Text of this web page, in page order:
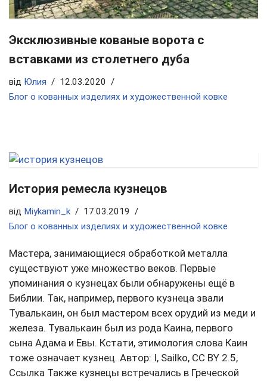
Эксклюзивные кованые ворота с
вставками из столетнего дуба
від Юлия
12.03.2020
Блог о кованных изделиях и художественной ковке
История ремесла кузнецов
від Miykamin_k
17.03.2019
Блог о кованных изделиях и художественной ковке
Мастера, занимающиеся обработкой металла
существуют уже множество веков. Первые
упоминания о кузнецах были обнаружены ещё в
Библии. Так, например, первого кузнеца звали
Тувалькаин, он был мастером всех орудий из меди и
железа. Тувалькаин был из рода Каина, первого
сына Адама и Евы. Кстати, этимология слова Каин
тоже означает кузнец. Автор: I, Sailko, CC BY 2.5,
Ссылка Также кузнецы встречались в Греческой